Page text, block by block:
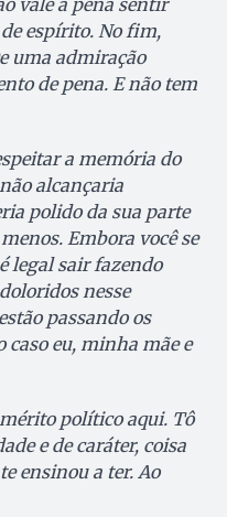
vale a pena sentir
espírito. No fim,
uma admiração
de pena. E não tem
a memória do
alcançaria
polido da sua parte
Embora você se
legal sair fazendo
nesse
passando os
caso eu, minha mãe e
político aqui. Tô
e de caráter, coisa
ensinou a ter. Ao